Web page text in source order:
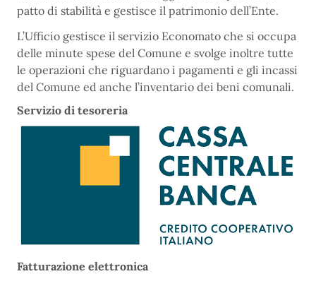
patto di stabilità e gestisce il patrimonio dell’Ente.
L’Ufficio gestisce il servizio Economato che si occupa
delle minute spese del Comune e svolge inoltre tutte
le operazioni che riguardano i pagamenti e gli incassi
del Comune ed anche l’inventario dei beni comunali.
Servizio di tesoreria
Fatturazione elettronica